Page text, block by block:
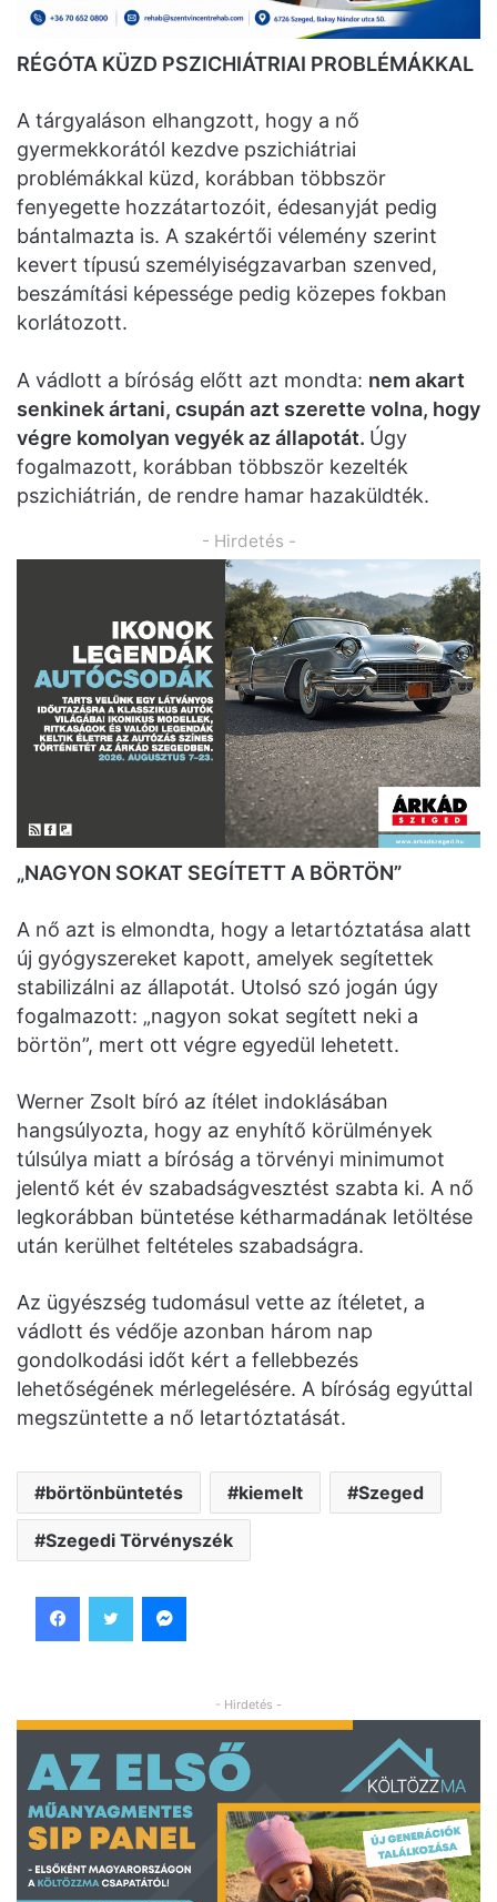
RÉGÓTA KÜZD PSZICHIÁTRIAI PROBLÉMÁKKAL
A tárgyaláson elhangzott, hogy a nő
gyermekkorától kezdve pszichiátriai
problémákkal küzd, korábban többször
fenyegette hozzátartozóit, édesanyját pedig
bántalmazta is. A szakértői vélemény szerint
kevert típusú személyiségzavarban szenved,
beszámítási képessége pedig közepes fokban
korlátozott.
A vádlott a bíróság előtt azt mondta: nem akart
senkinek ártani, csupán azt szerette volna, hogy
végre komolyan vegyék az állapotát. Úgy
fogalmazott, korábban többször kezelték
pszichiátrián, de rendre hamar hazaküldték.
- Hirdetés -
„NAGYON SOKAT SEGÍTETT A BÖRTÖN”
A nő azt is elmondta, hogy a letartóztatása alatt
új gyógyszereket kapott, amelyek segítettek
stabilizálni az állapotát. Utolsó szó jogán úgy
fogalmazott: „nagyon sokat segített neki a
börtön”, mert ott végre egyedül lehetett.
Werner Zsolt bíró az ítélet indoklásában
hangsúlyozta, hogy az enyhítő körülmények
túlsúlya miatt a bíróság a törvényi minimumot
jelentő két év szabadságvesztést szabta ki. A nő
legkorábban büntetése kétharmadának letöltése
után kerülhet feltételes szabadságra.
Az ügyészség tudomásul vette az ítéletet, a
vádlott és védője azonban három nap
gondolkodási időt kért a fellebbezés
lehetőségének mérlegelésére. A bíróság egyúttal
megszüntette a nő letartóztatását.
börtönbüntetés kiemelt Szeged
Szegedi Törvényszék
- Hirdetés -